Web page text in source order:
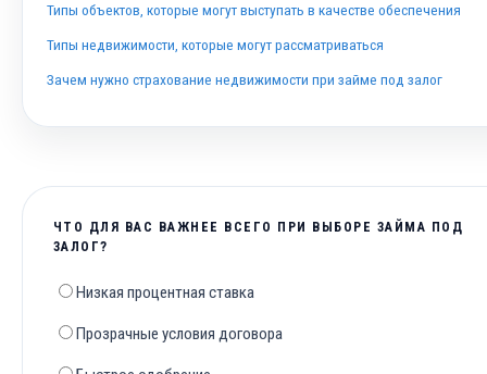
Типы объектов, которые могут выступать в качестве обеспечения
Типы недвижимости, которые могут рассматриваться
Зачем нужно страхование недвижимости при займе под залог
ЧТО ДЛЯ ВАС ВАЖНЕЕ ВСЕГО ПРИ ВЫБОРЕ ЗАЙМА ПОД
ЗАЛОГ?
Низкая процентная ставка
Прозрачные условия договора